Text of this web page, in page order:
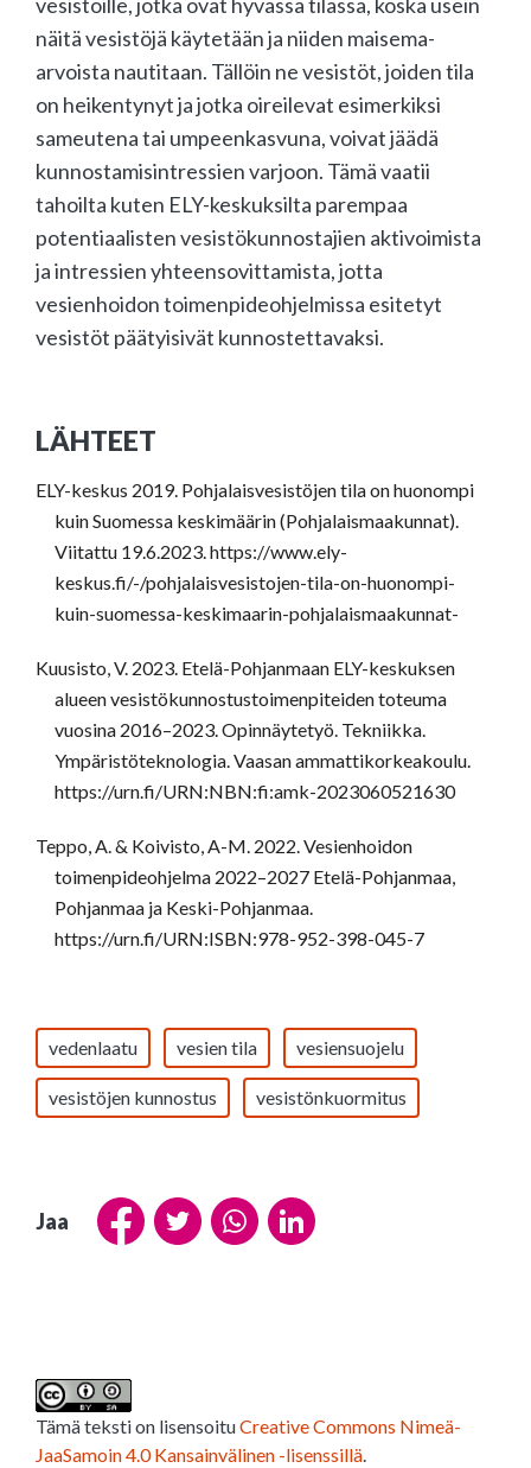
näitä vesistöjä käytetään ja niiden maisema-
arvoista nautitaan. Tällöin ne vesistöt, joiden tila
on heikentynyt ja jotka oireilevat esimerkiksi
sameutena tai umpeenkasvuna, voivat jäädä
kunnostamisintressien varjoon. Tämä vaatii
tahoilta kuten ELY-keskuksilta parempaa
potentiaalisten vesistökunnostajien aktivoimista
ja intressien yhteensovittamista, jotta
vesienhoidon toimenpideohjelmissa esitetyt
vesistöt päätyisivät kunnostettavaksi.
LÄHTEET
ELY-keskus 2019. Pohjalaisvesistöjen tila on huonompi
kuin Suomessa keskimäärin (Pohjalaismaakunnat).
Viitattu 19.6.2023. https://www.ely-
keskus.fi/-/pohjalaisvesistojen-tila-on-huonompi-
kuin-suomessa-keskimaarin-pohjalaismaakunnat-
Kuusisto, V. 2023. Etelä-Pohjanmaan ELY-keskuksen
alueen vesistökunnostustoimenpiteiden toteuma
vuosina 2016–2023. Opinnäytetyö. Tekniikka.
Ympäristöteknologia. Vaasan ammattikorkeakoulu.
https://urn.fi/URN:NBN:fi:amk-2023060521630
Teppo, A. & Koivisto, A-M. 2022. Vesienhoidon
toimenpideohjelma 2022–2027 Etelä-Pohjanmaa,
Pohjanmaa ja Keski-Pohjanmaa.
https://urn.fi/URN:ISBN:978-952-398-045-7
vedenlaatu vesien tila vesiensuojelu
vesistöjen kunnostus vesistönkuormitus
Jaa
Tämä teksti on lisensoituCreative Commons Nimeä-
JaaSamoin 4.0 Kansainvälinen -lisenssillä.